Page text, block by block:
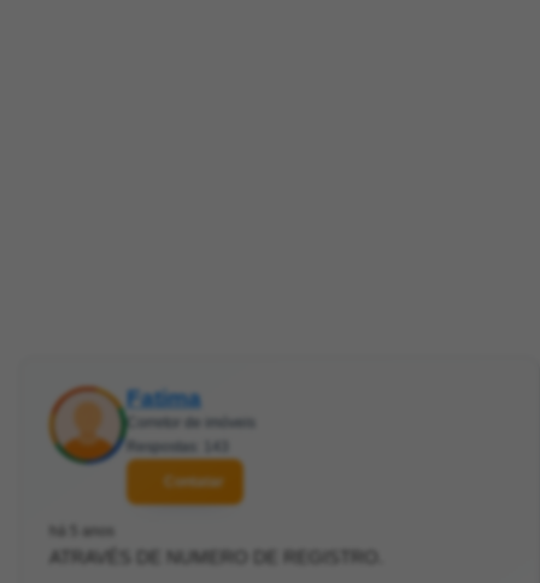
Fatima
Corretor de imóveis
Respostas: 143
Contatar
há 5 anos
ATRAVÉS DE NUMERO DE REGISTRO.